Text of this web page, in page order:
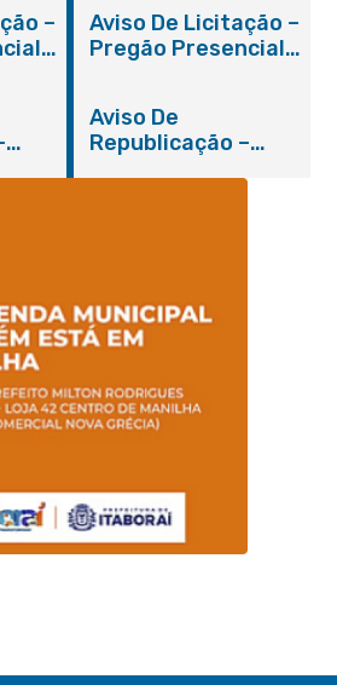
–
Aviso De Licitação –
Pregão Presencial
Aviso De
Republicação –